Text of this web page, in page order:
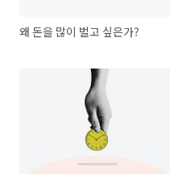
왜 돈을 많이 벌고 싶은가?